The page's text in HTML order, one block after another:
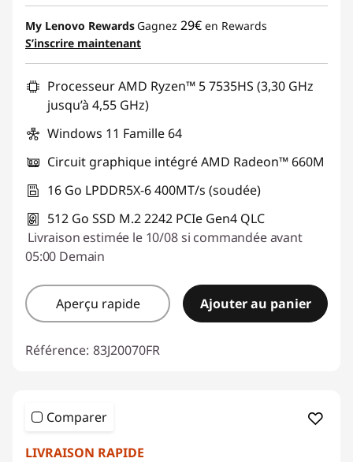
My Lenovo Rewards Gagnez 29€ en Rewards
S’inscrire maintenant
Processeur AMD Ryzen™ 5 7535HS (3,30 GHz
jusqu’à 4,55 GHz)
Windows 11 Famille 64
Circuit graphique intégré AMD Radeon™ 660M
16 Go LPDDR5X-6 400MT/s (soudée)
512 Go SSD M.2 2242 PCIe Gen4 QLC
Livraison estimée le 10/08 si commandée avant
05:00 Demain
Aperçu rapide Ajouter au panier
Référence: 83J20070FR
Comparer
LIVRAISON RAPIDE